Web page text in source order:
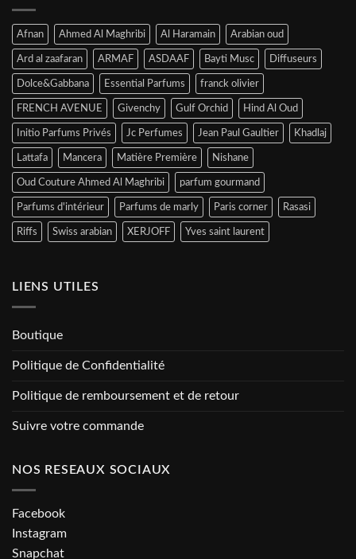
Afnan Ahmed Al Maghribi Al Haramain Arabian oud
Ard al zaafaran ARMAF ASDAAF Bayti Musc Diffuseurs
Dolce&Gabbana Essential Parfums franck olivier
FRENCH AVENUE Givenchy Gulf Orchid Hind Al Oud
Initio Parfums Privés Jc Perfumes Jean Paul Gaultier Khadlaj
Lattafa Mancera Matière Première Nishane
Oud Couture Ahmed Al Maghribi parfum gourmand
Parfums d'intérieur Parfums de marly Paris corner Rasasi
Riffs Swiss arabian XERJOFF Yves saint laurent
LIENS UTILES
Boutique
Politique de Confidentialité
Politique de remboursement et de retour
Suivre votre commande
NOS RESEAUX SOCIAUX
Facebook
Instagram
Snapchat